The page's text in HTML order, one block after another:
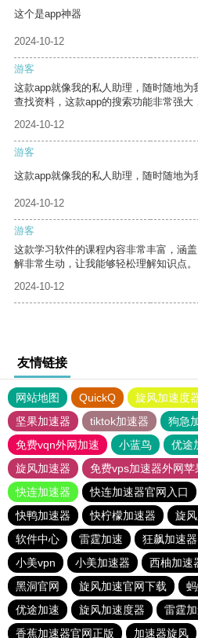
这个是app神器
2024-10-12
游客
这款app就像我的私人助理，随时随地
查找资料，这款app的搜索功能非常强大
2024-10-12
游客
这款app就像我的私人助理，随时随地为
2024-10-12
游客
这款学习软件的课程内容非常丰富，涵
解非常生动，让我能够轻松理解知识点。
2024-10-12
友情链接
网站地图 QuickQ 旋风加速度
坚果加速器
tiktok加速器
狗急
免费vqn外网加速
小蓝鸟 优途
旋风加速器
免费vps加速器外网苹
快连加速器
快连加速器官网入口
快鸭加速器
快柠檬加速器 旋
软件中心
雷霆加速 狂飙加速器
小美vpn
小美加速器 西柚加速
黑洞官网
旋风加速官网下载
优途加速
旋风加速度器 雷霆
香蕉加速器官网正版
加速器旋风